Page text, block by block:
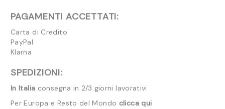
PAGAMENTI ACCETTATI:
Carta di Credito
PayPal
Klarna
SPEDIZIONI:
In Italia consegna in 2/3 giorni lavorativi
Per Europa e Resto del Mondo clicca qui